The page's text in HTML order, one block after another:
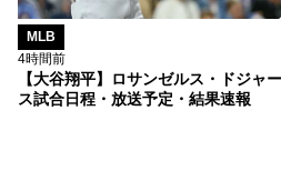
MLB
4時間前
【大谷翔平】ロサンゼルス・ドジャー
ス試合日程・放送予定・結果速報